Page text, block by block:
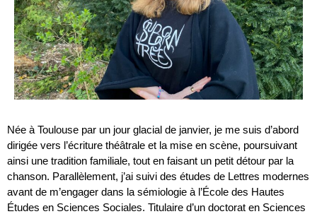
Née à Toulouse par un jour glacial de janvier, je me suis d’abord
dirigée vers l’écriture théâtrale et la mise en scène, poursuivant
ainsi une tradition familiale, tout en faisant un petit détour par la
chanson. Parallèlement, j’ai suivi des études de Lettres modernes
avant de m’engager dans la sémiologie à l’École des Hautes
Études en Sciences Sociales. Titulaire d’un doctorat en Sciences